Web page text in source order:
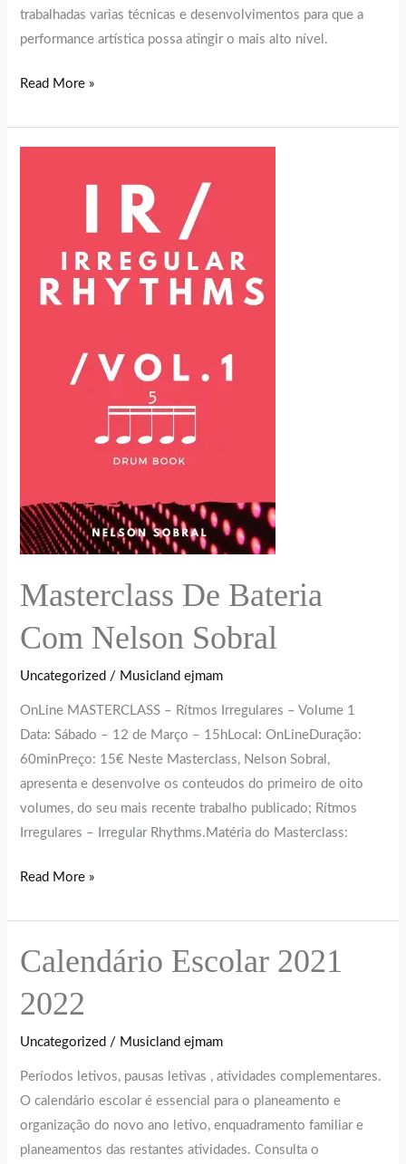
trabalhadas varias técnicas e desenvolvimentos para que a
performance artística possa atingir o mais alto nível.
Read More »
Masterclass De Bateria
Com Nelson Sobral
Uncategorized / Musicland ejmam
OnLine MASTERCLASS – Rítmos Irregulares – Volume 1
Data: Sábado – 12 de Março – 15hLocal: OnLineDuração:
60minPreço: 15€ Neste Masterclass, Nelson Sobral,
apresenta e desenvolve os conteudos do primeiro de oito
volumes, do seu mais recente trabalho publicado; Rítmos
Irregulares – Irregular Rhythms.Matéria do Masterclass:
Nelson
Sobral
Read More »
Calendário Escolar 2021
2022
Uncategorized / Musicland ejmam
Períodos letivos, pausas letivas , atividades complementares.
O calendário escolar é essencial para o planeamento e
organização do novo ano letivo, enquadramento familiar e
planeamentos das restantes atividades. Consulta o
Calendário
Escolar
2021